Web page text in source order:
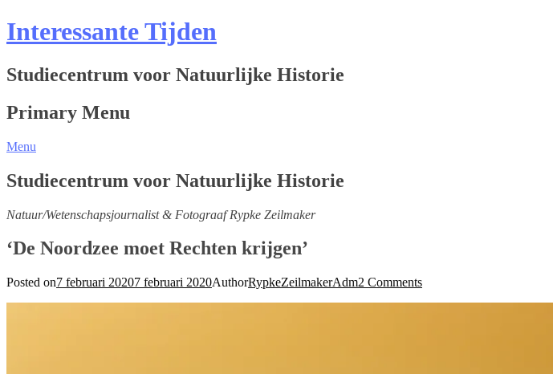
Interessante Tijden
Studiecentrum voor Natuurlijke Historie
Primary Menu
Menu
Studiecentrum voor Natuurlijke Historie
Natuur/Wetenschapsjournalist & Fotograaf Rypke Zeilmaker
‘De Noordzee moet Rechten krijgen’
Posted on7 februari 20207 februari 2020AuthorRypkeZeilmakerAdm2 Comments